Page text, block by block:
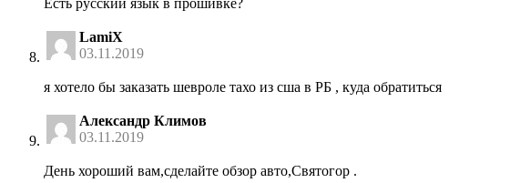
LamiX
03.11.2019
я хотело бы заказать шевроле тахо из сша в РБ , куда обратиться
Александр Климов
03.11.2019
День хороший вам,сделайте обзор авто,Святогор .